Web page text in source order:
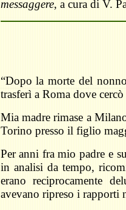
messaggere, a cura di V.
“Dopo la morte del
trasferì a Roma dove
Mia madre rimase a
Torino presso il figlio
Per anni fra mio padre e
in analisi da tempo,
erano reciprocamente
avevano ripreso i